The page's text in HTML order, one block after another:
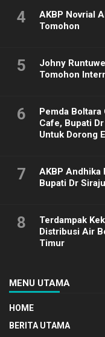
4
AKBP Novrial
Tomohon
5
Johny
Tomohon
6
Pemda
Cafe, Bupati
Untuk Dorong
7
AKBP Andhika
Bupati Dr
8
Terdampak
Distribusi Air
Timur
MENU UTAMA
HOME
BERITA UTAMA